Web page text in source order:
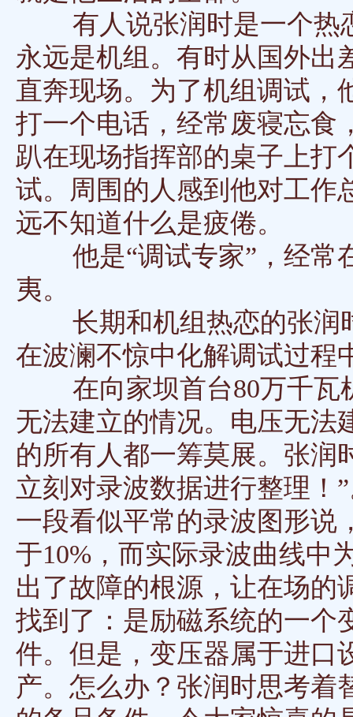
有人说张润时是一个热
永远是机组。有时从国外出
直奔现场。为了机组调试，
打一个电话，经常废寝忘食
趴在现场指挥部的桌子上打
试。周围的人感到他对工作
远不知道什么是疲倦。
他是“调试专家”，经常
夷。
长期和机组热恋的张润
在波澜不惊中化解调试过程
在向家坝首台80万千瓦
无法建立的情况。电压无法
的所有人都一筹莫展。张润
立刻对录波数据进行整理！
一段看似平常的录波图形说
于10%，而实际录波曲线中
出了故障的根源，让在场的
找到了：是励磁系统的一个
件。但是，变压器属于进口
产。怎么办？张润时思考着